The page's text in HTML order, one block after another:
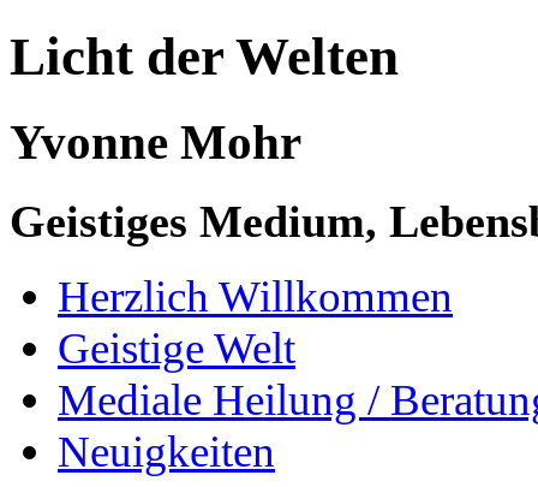
Licht der Welten
Yvonne Mohr
Geistiges Medium,
Herzlich Willkommen
Geistige Welt
Mediale Heilung /
Neuigkeiten